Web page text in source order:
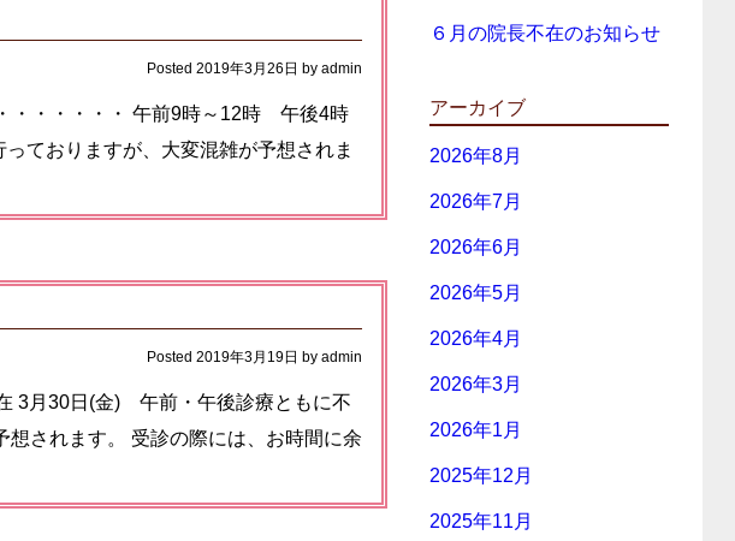
Posted 2019年3月26日 by admin
・・・・・・ 午前9時～12時 午後4時
ておりますが、大変混雑が予想されま
Posted 2019年3月19日 by admin
3月30日(金) 午前・午後診療ともに不
されます。 受診の際には、お時間に余
６月の院長不在のお知らせ
アーカイブ
2026年8月
2026年7月
2026年6月
2026年5月
2026年4月
2026年3月
2026年1月
2025年12月
2025年11月